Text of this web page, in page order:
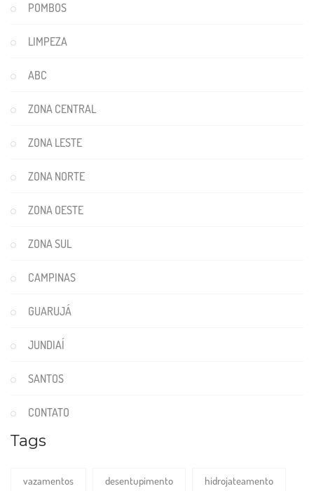
POMBOS
LIMPEZA
ABC
ZONA CENTRAL
ZONA LESTE
ZONA NORTE
ZONA OESTE
ZONA SUL
CAMPINAS
GUARUJÁ
JUNDIAÍ
SANTOS
CONTATO
Tags
vazamentos desentupimento hidrojateamento